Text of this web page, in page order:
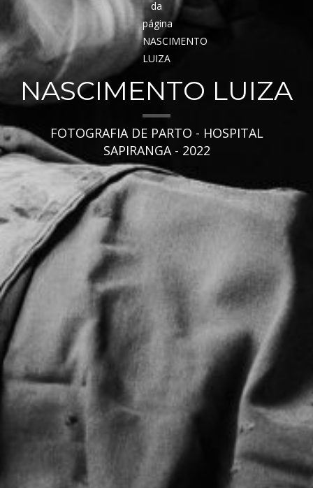
NASCIMENTO LUIZA
FOTOGRAFIA DE PARTO - HOSPITAL
SAPIRANGA - 2022